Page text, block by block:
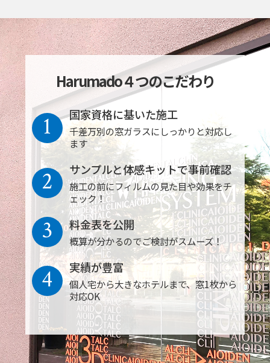
Harumado４つのこだわり
国家資格に基いた施工
千差万別の窓ガラスにしっかりと対応し
ます
1
サンプルと体感キットで事前確認
施工の前にフィルムの見た目や効果をチ
ェック！
2
料金表を公開
概算が分かるのでご検討がスムーズ！
3
実績が豊富
個人宅から大きなホテルまで、窓1枚から
対応OK
4